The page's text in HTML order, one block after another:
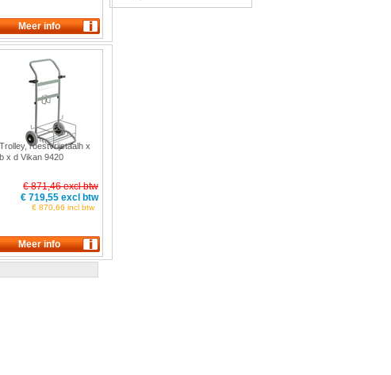
Trolley, roestvrijstaalh x
b x d Vikan 9420
€ 871,46 excl btw
€ 719,55 excl btw
€ 870,66 incl btw